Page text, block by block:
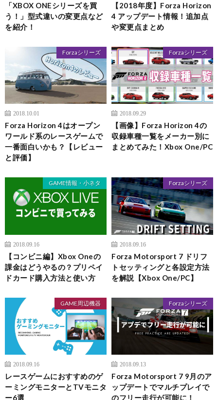
「XBOX ONEシリーズを買
う！」型式違いの変更点など
を紹介！
【2018年度】Forza Horizon
4 アップデート情報！追加点
や変更点まとめ
Forzaシリーズ
2018.10.01
Forza Horizon 4はオープン
ワールド系のレースゲームで
一番面白いかも？【レビュー
と評価】
Forzaシリーズ
2018.09.29
【画像】Forza Horizon 4の
収録車種一覧をメーカー別に
まとめてみた！Xbox One/PC
GAME情報・小ネタ
2018.09.16
【コンビニ編】Xbox Oneの
課金はどうやるの？プリペイ
ドカード購入方法と使い方
Forzaシリーズ
2018.09.16
Forza Motorsport 7 ドリフ
トセッティングと各設定方法
を解説【Xbox One/PC】
GAME周辺機器
2018.09.16
レースゲームにおすすめのゲ
ーミングモニターとTVモニタ
ー6選
Forzaシリーズ
2018.09.13
Forza Motorsport 7 9月のア
ップデートでマルチプレイで
のフリー走行が可能に！